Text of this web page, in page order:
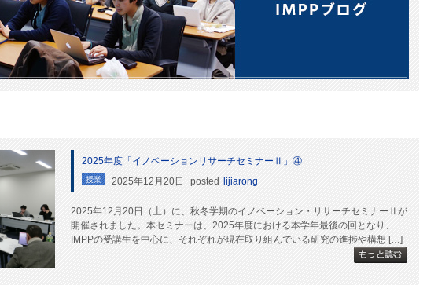
2025年度「イノベーションリサーチセミナーⅡ」④
授業 2025年12月20日 posted lijiarong
2025年12月20日（土）に、秋冬学期のイノベーション・リサーチセミナーⅡが
開催されました。本セミナーは、2025年度における本学年最後の回となり、
IMPPの受講生を中心に、それぞれが現在取り組んでいる研究の進捗や構想 […]